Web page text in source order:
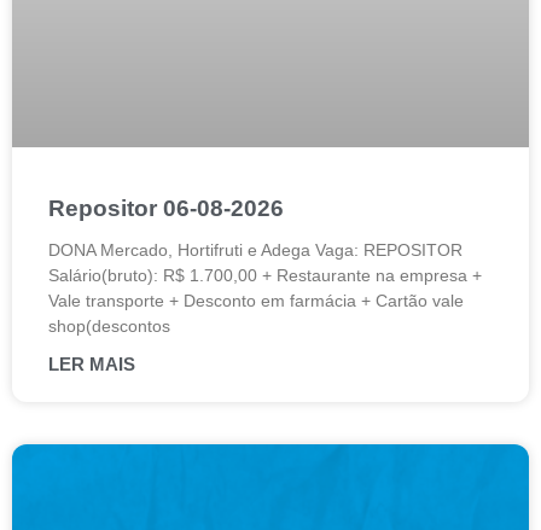
Repositor 06-08-2026
DONA Mercado, Hortifruti e Adega Vaga: REPOSITOR
Salário(bruto): R$ 1.700,00 + Restaurante na empresa +
Vale transporte + Desconto em farmácia + Cartão vale
shop(descontos
LER MAIS